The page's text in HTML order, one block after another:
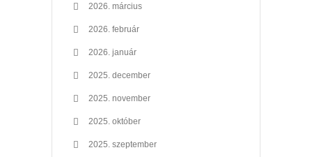
2026. március
2026. február
2026. január
2025. december
2025. november
2025. október
2025. szeptember